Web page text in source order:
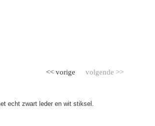
volgende >>
<< vorige
echt zwart leder en wit stiksel.